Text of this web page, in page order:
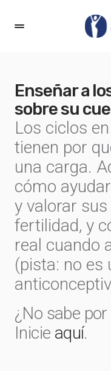
Enseñar a
sobre su
Los ciclos
tienen por
una carga.
cómo
y valorar
fertilidad, y
real cuando
(pista: no es
¿No sabe
Inicie aquí.